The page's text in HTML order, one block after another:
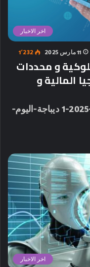
اخر الاخبار
11 مارس 2025 1٬232
و محددات
المالية و
ملصقة-اليوم-الدراسي-09-افريل-2025-1 ديباجة-اليوم-
اخر الاخبار